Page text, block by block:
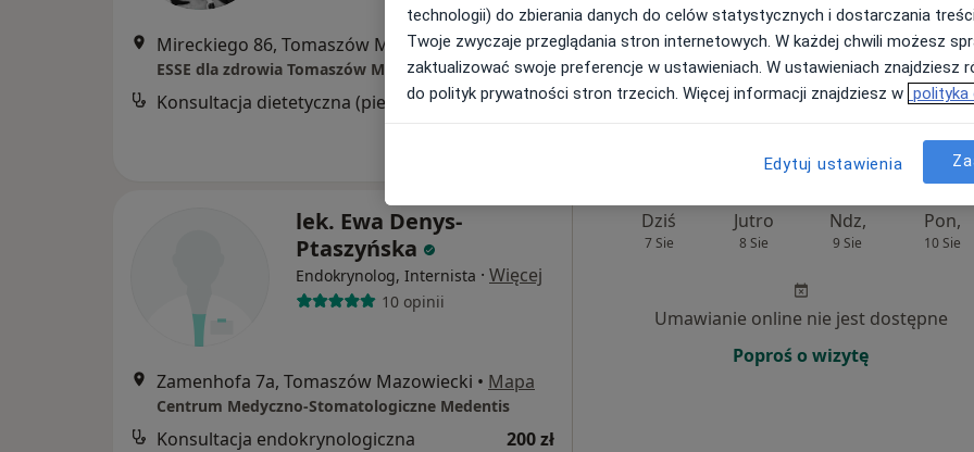
Mireckiego 86, Tomaszów Mazowiecki•Mapa
ESSE dla zdrowia Tomaszów Mazowiecki
Konsultacja dietetyczna (pierwsza wizyta) 170 zł
Poproś o wizytę
lek. Ewa Denys-
Ptaszyńska
Endokrynolog, Internista · Więcej
10 opinii
Zamenhofa 7a, Tomaszów Mazowiecki • Mapa
Centrum Medyczno-Stomatologiczne Medentis
Konsultacja endokrynologiczna 200 zł
Dziś
7 Sie
Jutro
8 Sie
Ndz,
9 Sie
Pon,
10 Sie
Umawianie online nie jest dostępne
Poproś o wizytę
technologii) do zbierania danych do celów statystycznych i dostarczania
Twoje zwyczaje przeglądania stron internetowych. W każdej chwili możesz
zaktualizować swoje preferencje w ustawieniach. W ustawieniach znajdziesz
do polityk prywatności stron trzecich. Więcej informacji znajdziesz w polityka
Edytuj ustawienia